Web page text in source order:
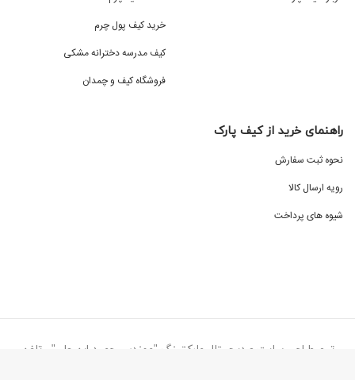
خرید کیف پول چرم
کیف مدرسه دخترانه مشکی
فروشگاه کیف و چمدان
راهنمای خرید از کیف پارک
نحوه ثبت سفارش
رویه ارسال کالا
شیوه های پرداخت
تیم طراحی سایت و دیجیتال مارکتینگ "مهندس حمید ابن علی" - تلفن